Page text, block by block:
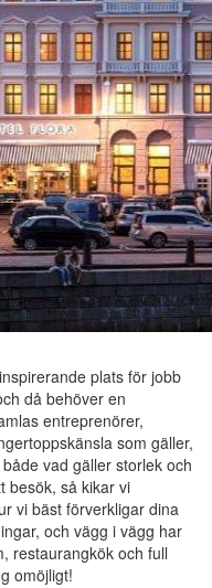
plats för jobb
då behöver en
entreprenörer,
som gäller,
vad gäller storlek och
besök, så kikar vi
vi bäst förverkligar dina
och vägg i vägg har
restaurangkök och full
omöjligt!